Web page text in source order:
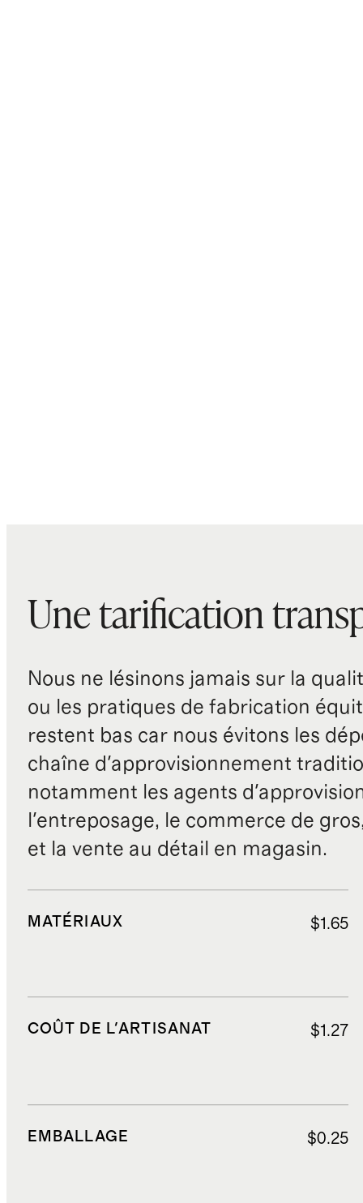
Une tarification
Nous ne lésinons jamais sur la
ou les pratiques de fabrication
restent bas car nous évitons les
chaîne d'approvisionnement
notamment les agents
l'entreposage, le commerce de
et la vente au détail en magasin.
MATÉRIAUX $1.65
COÛT DE L'ARTISANAT $1.27
EMBALLAGE $0.25